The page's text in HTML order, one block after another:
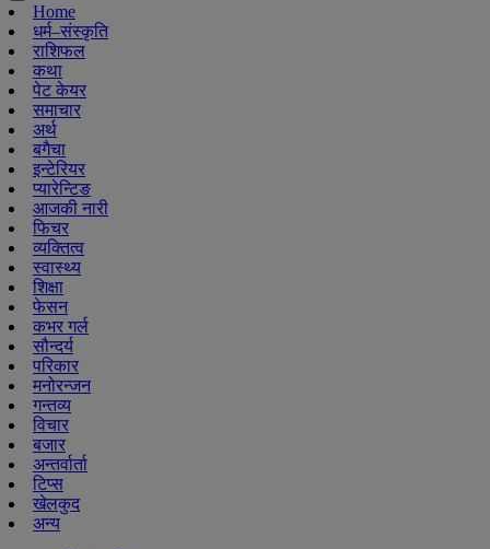
Home
धर्म–संस्कृति
राशिफल
कथा
पेट केयर
समाचार
अर्थ
बगैचा
इन्टेरियर
प्यारेन्टिङ
आजकी नारी
फिचर
व्यक्तित्व
स्वास्थ्य
शिक्षा
फेसन
कभर गर्ल
सौन्दर्य
परिकार
मनोरन्जन
गन्तव्य
विचार
बजार
अन्तर्वार्ता
टिप्स
खेलकुद
अन्य